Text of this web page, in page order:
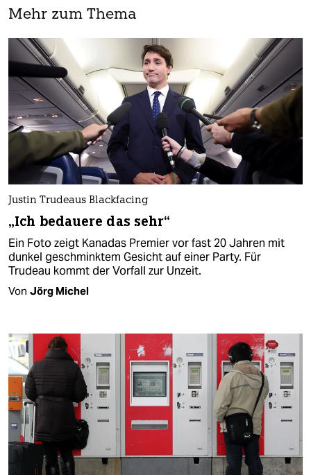
Mehr zum Thema
Justin Trudeaus Blackfacing
„Ich bedauere das sehr“
Ein Foto zeigt Kanadas Premier vor fast 20 Jahren mit
dunkel geschminktem Gesicht auf einer Party. Für
Trudeau kommt der Vorfall zur Unzeit.
Von Jörg Michel